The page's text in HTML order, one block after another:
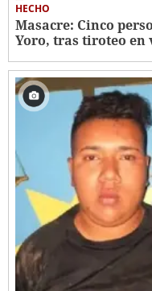
HECHO
Masacre: Cinco
Yoro, tras tiroteo en